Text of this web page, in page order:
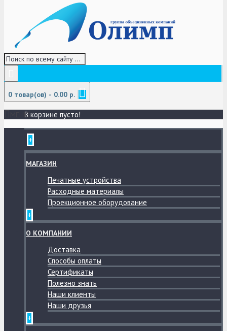
0 товар(ов) - 0.00 р.
В корзине пусто!
МЕНЮ
+
МАГАЗИН
Печатные устройства
Расходные материалы
Проекционное оборудование
+
О КОМПАНИИ
Доставка
Способы оплаты
Сертификаты
Полезно знать
Наши клиенты
Наши друзья
+